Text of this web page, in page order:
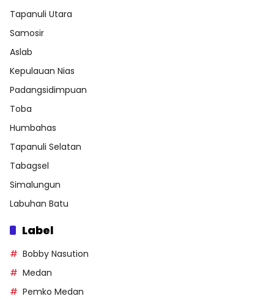
Tapanuli Utara
Samosir
Aslab
Kepulauan Nias
Padangsidimpuan
Toba
Humbahas
Tapanuli Selatan
Tabagsel
Simalungun
Labuhan Batu
Label
Bobby Nasution
Medan
Pemko Medan